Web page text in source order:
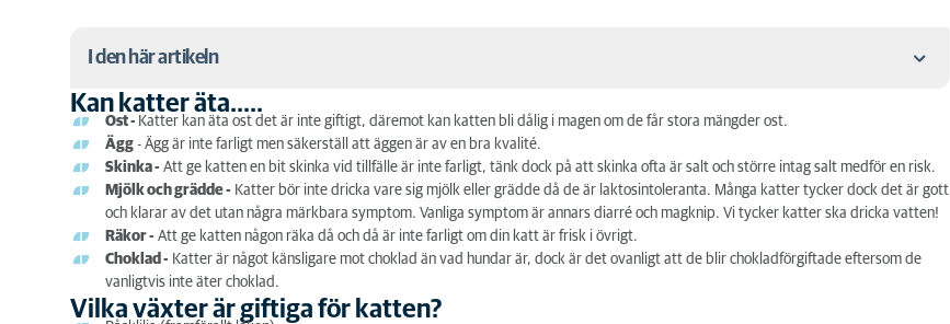
I den här artikeln
Kan katter äta.....
Vilka växter är giftiga för katten?
Kan katter äta.....
Ost - Katter kan äta ost det är inte giftigt, däremot kan katten bli dålig i magen om de får stora mängder ost.
Ägg - Ägg är inte farligt men säkerställ att äggen är av en bra kvalité.
Skinka - Att ge katten en bit skinka vid tillfälle är inte farligt, tänk dock på att skinka ofta är salt och större intag salt medför en risk.
Mjölk och grädde - Katter bör inte dricka vare sig mjölk eller grädde då de är laktosintoleranta. Många katter tycker dock det är gott
och klarar av det utan några märkbara symptom. Vanliga symptom är annars diarré och magknip. Vi tycker katter ska dricka vatten!
Räkor - Att ge katten någon räka då och då är inte farligt om din katt är frisk i övrigt.
Choklad - Katter är något känsligare mot choklad än vad hundar är, dock är det ovanligt att de blir chokladförgiftade eftersom de
vanligtvis inte äter choklad.
Vilka växter är giftiga för katten?